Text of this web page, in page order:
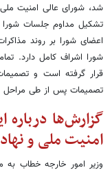
شد، شورای عالی امنیت ملی
تشکیل مداوم جلسات
اعضای شورا بر روند
شورا اشراف کامل دارد.
قرار گرفته است و
تصمیمات پس از طی مراحل
گزارش‌ها درباره
امنیت ملی و
وزیر امور خارجه خطاب به